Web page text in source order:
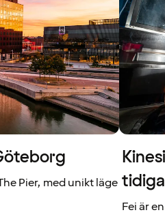
Pier, med unikt läge
Fei är